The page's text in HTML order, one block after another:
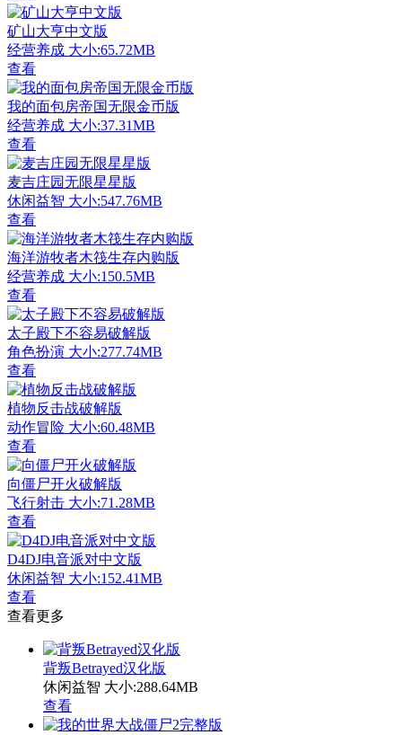
矿山大亨中文版
经营养成 大小:65.72MB
查看
我的面包房帝国无限金币版
经营养成 大小:37.31MB
查看
麦吉庄园无限星星版
休闲益智 大小:547.76MB
查看
海洋游牧者木筏生存内购版
经营养成 大小:150.5MB
查看
太子殿下不容易破解版
角色扮演 大小:277.74MB
查看
植物反击战破解版
动作冒险 大小:60.48MB
查看
向僵尸开火破解版
飞行射击 大小:71.28MB
查看
D4DJ电音派对中文版
休闲益智 大小:152.41MB
查看
查看更多
背叛Betrayed汉化版
休闲益智 大小:288.64MB
查看